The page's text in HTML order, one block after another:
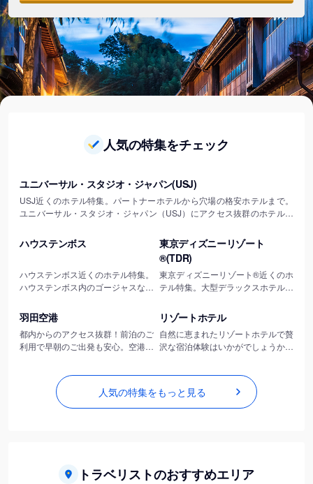
人気の特集をチェック
ユニバーサル・スタジオ・ジャパン(USJ)
USJ近くのホテル特集。パートナーホテルから穴場の格安ホテルまで。
ユニバーサル・スタジオ・ジャパン（USJ）にアクセス抜群のホテルプ
ユニバーサル・スタジオ・ジャパン(USJ)の特集を見る
ハウステンボス
ハウステンボス近くのホテル特集。
ハウステンボス内のゴージャスな直
る佐世保エリアの穴場ホテルまで。
ハウステンボスに良アクセスのホテ
ルプラン特集。
ハウステンボスの特集を見る東京ディズニーリゾート
®(TDR)
東京ディズニーリゾート®近くのホ
テル特集。大型デラックスホテルか
テルまで。アクセスがよく滞在時間
めいいっぱい楽しめるホテル特集。
東京ディズニーリゾート
羽田空港
都内からのアクセス抜群！前泊のご
利用で早朝のご出発も安心。空港周
羽田空港の特集を見る リゾートホテル
自然に恵まれたリゾートホテルで贅
沢な宿泊体験はいかがでしょうか？
とレストランでの美味しい食事は絶
品です！
リゾートホテルの特集を見る
人気の特集をもっと見る
トラベリストのおすすめエリア